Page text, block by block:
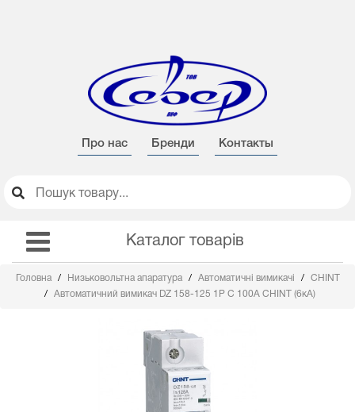
Про нас Бренди Контакты
Каталог товарів
Головна Низьковольтна апаратура Автоматичні вимикачі
CHINT
Автоматичний вимикач DZ 158-125 1Р С 100А CHINT (6кА)